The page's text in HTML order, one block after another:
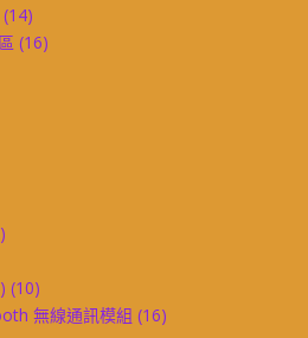
(14)
(16)
(10)
無線通訊模組 (16)